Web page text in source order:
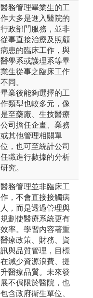
醫務管理畢業生的工
作大多是進入醫院的
行政部門服務，並非
從事直接治療及照顧
病患的臨床工作，與
醫學系或護理系等畢
業生從事之臨床工作
不同。
畢業後能夠選擇的工
作類型也較多元，像
是至藥廠、生技醫療
公司擔任企畫、業務
或其他管理相關單
位，也可至統計公司
任職進行數據的分析
研究。
醫務管理並非臨床工
作，不會直接接觸病
人，而是透過管理與
規劃使醫療系統更有
效率。學習內容著重
醫療政策、財務、資
訊與品質管理，目標
在減少資源浪費、提
升醫療品質。未來發
展不侷限於醫院，也
包含政府衛生單位、